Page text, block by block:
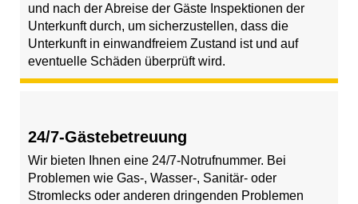
und nach der Abreise der Gäste Inspektionen der
Unterkunft durch, um sicherzustellen, dass die
Unterkunft in einwandfreiem Zustand ist und auf
eventuelle Schäden überprüft wird.
24/7-Gästebetreuung
Wir bieten Ihnen eine 24/7-Notrufnummer. Bei
Problemen wie Gas-, Wasser-, Sanitär- oder
Stromlecks oder anderen dringenden Problemen